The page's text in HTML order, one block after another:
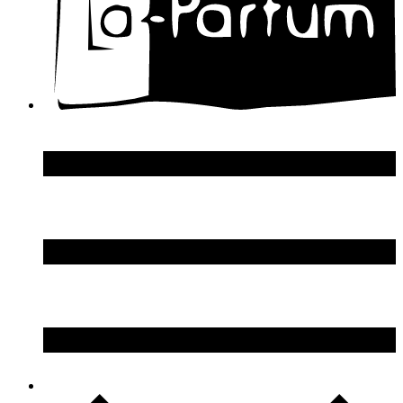
DSquared2
Dupont S.T.
Echosline
Elie Saab
Elizabeth Arden
Emanuel Ungaro
Emilio Pucci
Etro
Ex Nihilo